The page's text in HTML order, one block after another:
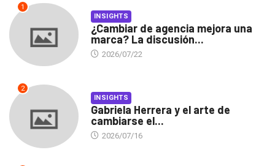
1
INSIGHTS
¿Cambiar de agencia mejora una
marca? La discusión...
2026/07/22
2
INSIGHTS
Gabriela Herrera y el arte de
cambiarse el...
2026/07/16